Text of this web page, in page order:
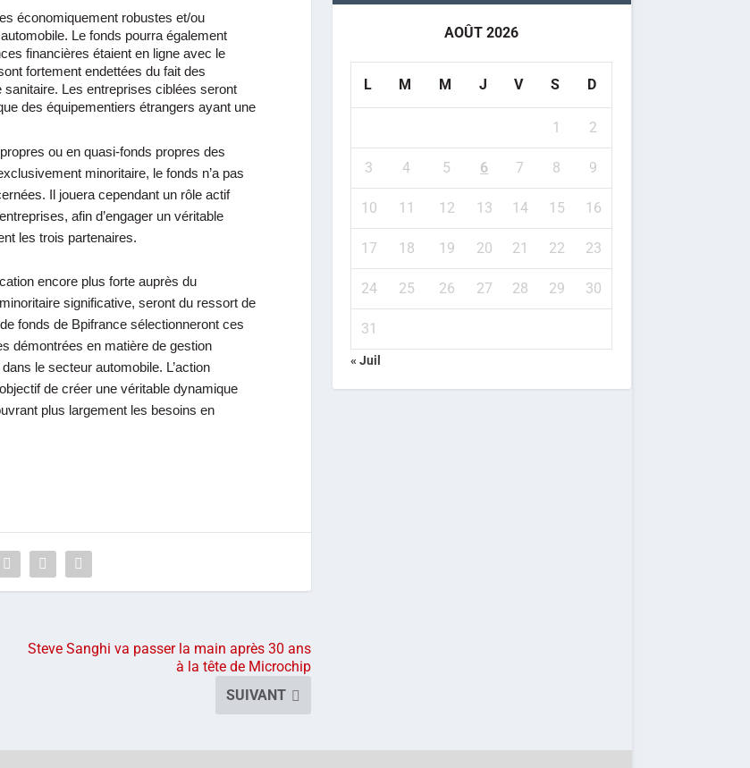
économiquement robustes et/ou
Le fonds pourra également
financières étaient en ligne avec le
fortement endettées du fait des
Les entreprises ciblées seront
des équipementiers étrangers ayant une
ou en quasi-fonds propres des
minoritaire, le fonds n’a pas
Il jouera cependant un rôle actif
afin d’engager un véritable
les trois partenaires.
encore plus forte auprès du
significative, seront du ressort de
fonds de Bpifrance sélectionneront ces
démontrées en matière de gestion
le secteur automobile. L’action
de créer une véritable dynamique
plus largement les besoins en
Steve Sanghi va passer la main après 30 ans
à la tête de Microchip
SUIVANT
AOÛT 2026
L M M J V S D
1 2
3 4 5 6 7 8 9
10 11 12 13 14 15 16
17 18 19 20 21 22 23
24 25 26 27 28 29 30
31
« Juil